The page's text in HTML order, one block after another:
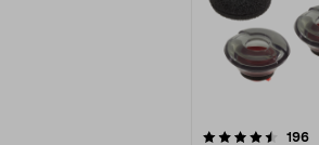
196
5.0av